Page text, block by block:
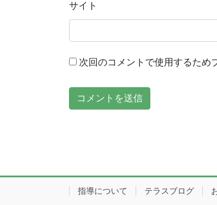
サイト
次回のコメントで使用するため
指導について テラスブログ